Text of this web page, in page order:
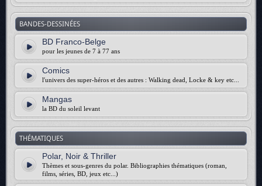
BANDES-DESSINÉES
BD Franco-Belge
pour les jeunes de 7 à 77 ans
Comics
l'univers des super-héros et des autres : Walking dead, Locke & key etc...
Mangas
la BD du soleil levant
THÉMATIQUES
Polar, Noir & Thriller
Thèmes et sous-genres du polar. Bibliographies thématiques (roman,
films, séries, BD, jeux etc...)